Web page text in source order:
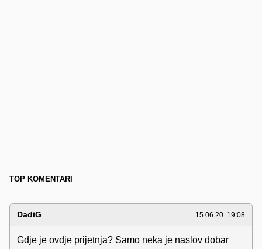
TOP KOMENTARI
DadiG 15.06.20. 19:08
Gdje je ovdje prijetnja? Samo neka je naslov dobar